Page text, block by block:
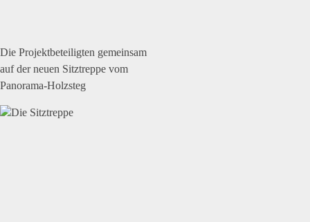
Die Projektbeteiligten gemeinsam
auf der neuen Sitztreppe vom
Panorama-Holzsteg